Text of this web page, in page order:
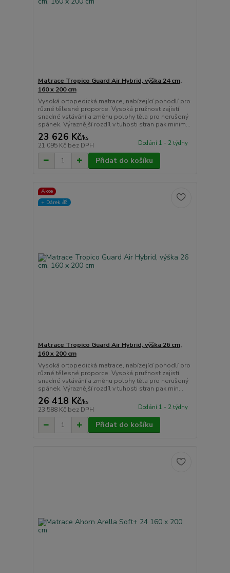
Matrace Tropico Guard Air Hybrid, výška 24 cm,
160 x 200 cm
Vysoká ortopedická matrace, nabízející pohodlí pro
různé tělesné proporce. Vysoká pružnost zajistí
snadné vstávání a změnu polohy těla pro nerušený
spánek. Výraznější rozdíl v tuhosti stran pak minim...
23 626 Kč/ks
21 095 Kč bez DPH Dodání 1 - 2 týdny
Přidat do košíku
Akce
+ Dárek️ 🎁
Matrace Tropico Guard Air Hybrid, výška 26 cm,
160 x 200 cm
Vysoká ortopedická matrace, nabízející pohodlí pro
různé tělesné proporce. Vysoká pružnost zajistí
snadné vstávání a změnu polohy těla pro nerušený
spánek. Výraznější rozdíl v tuhosti stran pak min...
26 418 Kč/ks
23 588 Kč bez DPH Dodání 1 - 2 týdny
Přidat do košíku